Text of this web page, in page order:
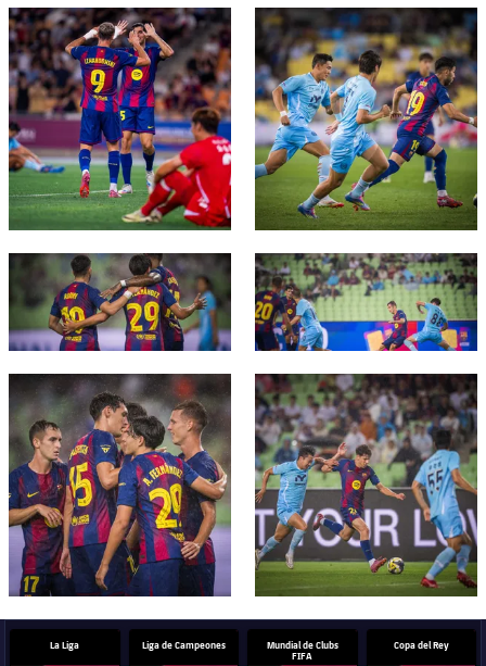
FC Barcelona club badge
FC Barcelona club badge
FC Barcelona club badge
FC Barcelona club badge
FC Barcelona club badge
FC Barcelona club badge
La Liga Liga de Campeones
Mundial de Clubs
FIFA
Copa del Rey